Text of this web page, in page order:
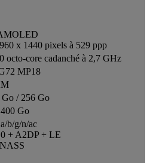
x 1440 pixels à 529 ppp
octo-core cadanché à 2,7 GHz
MP18
/ 256 Go
Go
b/g/n/ac
+ A2DP + LE